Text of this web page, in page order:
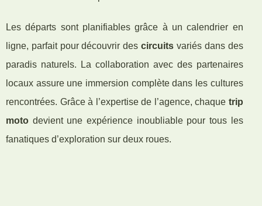
Les départs sont planifiables grâce à un calendrier en
ligne, parfait pour découvrir descircuits variés dans des
paradis naturels. La collaboration avec des partenaires
locaux assure une immersion complète dans les cultures
rencontrées. Grâce à l’expertise de l’agence, chaque trip
moto devient une expérience inoubliable pour tous les
fanatiques d’exploration sur deux roues.